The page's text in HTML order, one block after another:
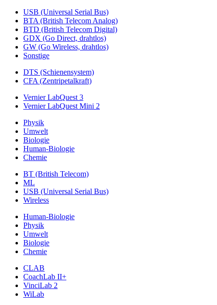
USB (Universal Serial Bus)
BTA (British Telecom Analog)
BTD (British Telecom Digital)
GDX (Go Direct, drahtlos)
GW (Go Wireless, drahtlos)
Sonstige
DTS (Schienensystem)
CFA (Zentripetalkraft)
Vernier LabQuest 3
Vernier LabQuest Mini 2
Physik
Umwelt
Biologie
Human-Biologie
Chemie
BT (British Telecom)
ML
USB (Universal Serial Bus)
Wireless
Human-Biologie
Physik
Umwelt
Biologie
Chemie
CLAB
CoachLab II+
VinciLab 2
WiLab